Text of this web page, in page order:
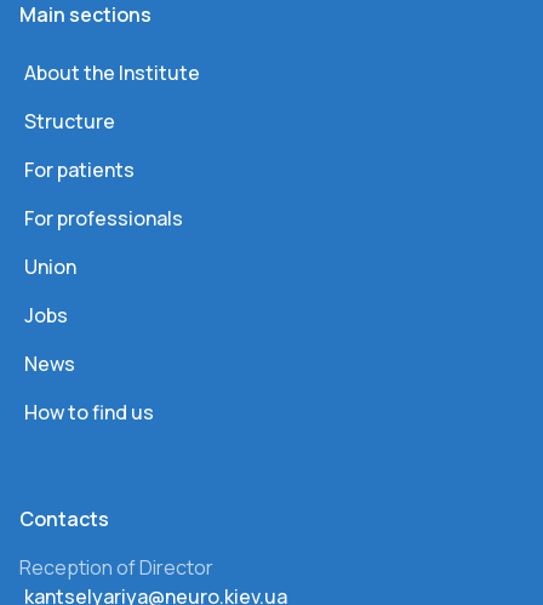
Main sections
About the Institute
Structure
For patients
For professionals
Union
Jobs
News
How to find us
Сontacts
Reception of Director
kantselyariya@neuro.kiev.ua